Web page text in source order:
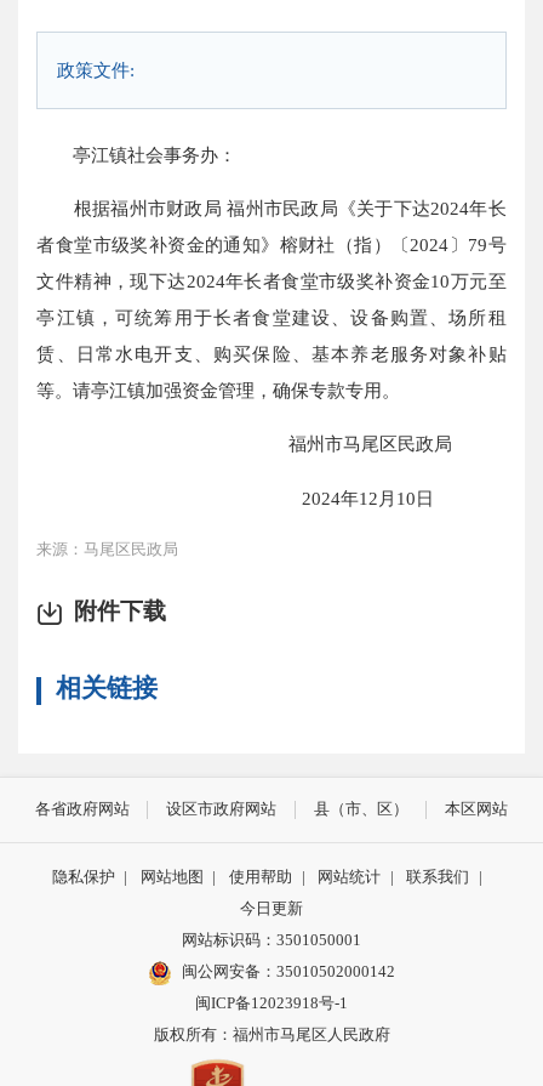
政策文件:
亭江镇社会事务办：
根据福州市财政局 福州市民政局《关于下达2024年长
者食堂市级奖补资金的通知》榕财社（指）〔2024〕79号
文件精神，现下达2024年长者食堂市级奖补资金10万元至
亭江镇，可统筹用于长者食堂建设、设备购置、场所租
赁、日常水电开支、购买保险、基本养老服务对象补贴
等。请亭江镇加强资金管理，确保专款专用。
福州市马尾区民政局
2024年12月10日
来源：马尾区民政局
附件下载
相关链接
各省政府网站 设区市政府网站 县（市、区） 本区网站
隐私保护 | 网站地图 | 使用帮助 | 网站统计 | 联系我们
|
今日更新
网站标识码：3501050001
闽公网安备：35010502000142
闽ICP备12023918号-1
版权所有：福州市马尾区人民政府